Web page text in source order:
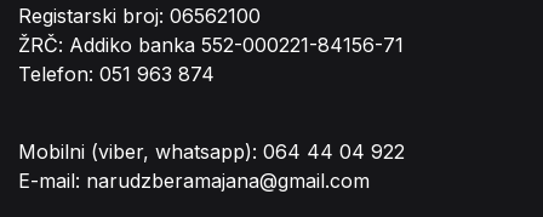
Registarski broj: 06562100
ŽRČ: Addiko banka 552-000221-84156-71
Telefon: 051 963 874
Mobilni (viber, whatsapp): 064 44 04 922
E-mail: narudzberamajana@gmail.com